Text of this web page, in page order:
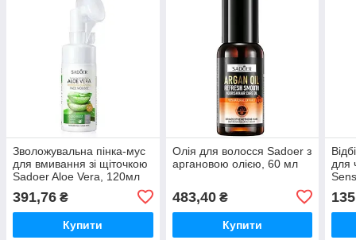
Зволожувальна пінка-мус
для вмивання зі щіточкою
Sadoer Aloe Vera, 120мл
391,76 ₴
Купити
Олія для волосся Sadoer з
аргановою олією, 60 мл
483,40₴
Купити
для